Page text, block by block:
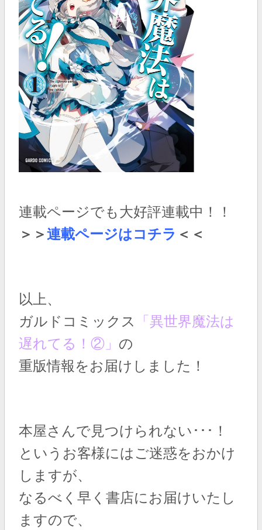
連載ページでも大好評連載中！！
＞＞連載ページはコチラ ＜＜
以上、
ガルドコミックス
「異世界魔法は
遅れてる！②」 の
重版情報をお届けしました！
本屋さんで見つけられない･･･！
というお客様にはご迷惑をおかけ
しますが、
なるべく早く書店にお届けいたし
ますので、